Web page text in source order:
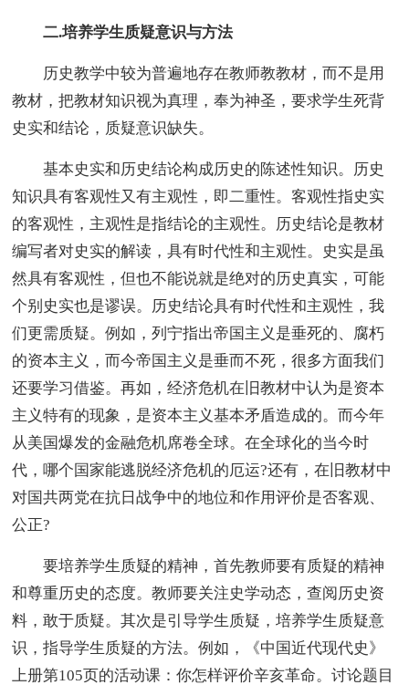
二.培养学生质疑意识与方法
历史教学中较为普遍地存在教师教教材，而不是用
教材，把教材知识视为真理，奉为神圣，要求学生死背
史实和结论，质疑意识缺失。
基本史实和历史结论构成历史的陈述性知识。历史
知识具有客观性又有主观性，即二重性。客观性指史实
的客观性，主观性是指结论的主观性。历史结论是教材
编写者对史实的解读，具有时代性和主观性。史实是虽
然具有客观性，但也不能说就是绝对的历史真实，可能
个别史实也是谬误。历史结论具有时代性和主观性，我
们更需质疑。例如，列宁指出帝国主义是垂死的、腐朽
的资本主义，而今帝国主义是垂而不死，很多方面我们
还要学习借鉴。再如，经济危机在旧教材中认为是资本
主义特有的现象，是资本主义基本矛盾造成的。而今年
从美国爆发的金融危机席卷全球。在全球化的当今时
代，哪个国家能逃脱经济危机的厄运?还有，在旧教材中
对国共两党在抗日战争中的地位和作用评价是否客观、
公正?
要培养学生质疑的精神，首先教师要有质疑的精神
和尊重历史的态度。教师要关注史学动态，查阅历史资
料，敢于质疑。其次是引导学生质疑，培养学生质疑意
识，指导学生质疑的方法。例如，《中国近代现代史》
上册第105页的活动课：你怎样评价辛亥革命。讨论题目